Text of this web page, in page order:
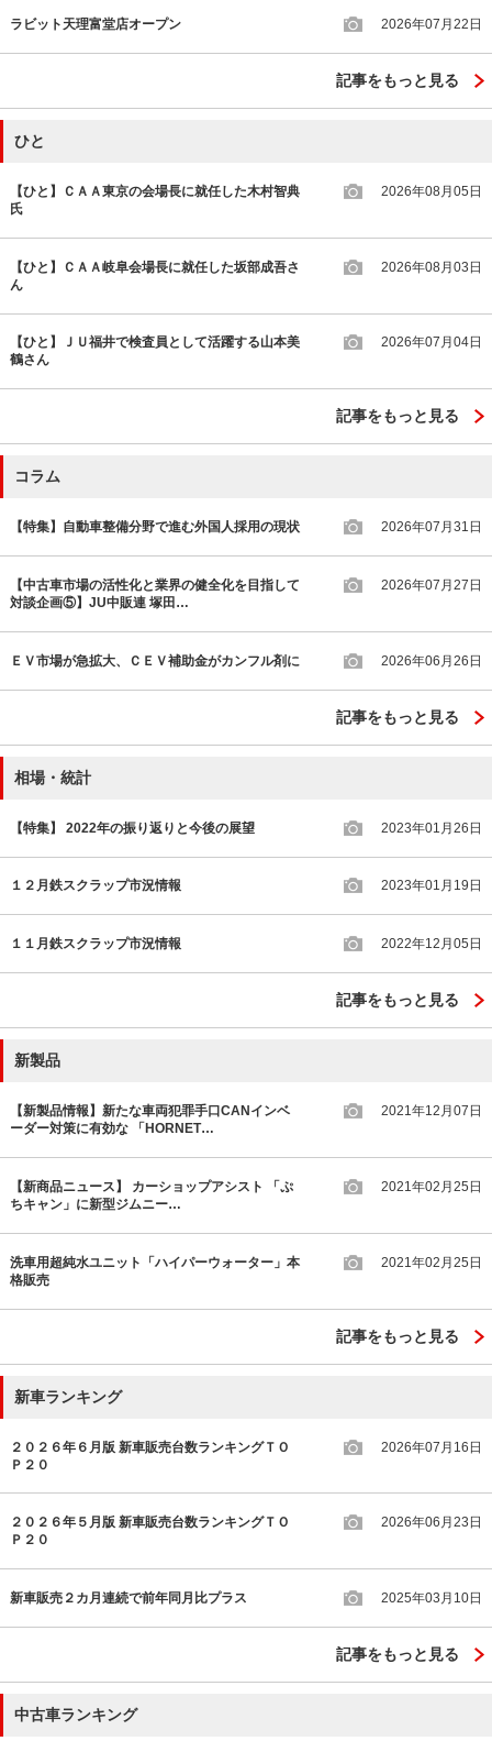
ラビット天理富堂店オープン 2026年07月22日
記事をもっと見る
ひと
【ひと】ＣＡＡ東京の会場長に就任した木村智典
氏
2026年08月05日
【ひと】ＣＡＡ岐阜会場長に就任した坂部成吾さ
ん
2026年08月03日
【ひと】ＪＵ福井で検査員として活躍する山本美
鶴さん
2026年07月04日
記事をもっと見る
コラム
【特集】自動車整備分野で進む外国人採用の現状 2026年07月31日
【中古車市場の活性化と業界の健全化を目指して
対談企画⑤】JU中販連 塚田…
2026年07月27日
ＥＶ市場が急拡大、ＣＥＶ補助金がカンフル剤に 2026年06月26日
記事をもっと見る
相場・統計
【特集】 2022年の振り返りと今後の展望 2023年01月26日
１２月鉄スクラップ市況情報 2023年01月19日
１１月鉄スクラップ市況情報 2022年12月05日
記事をもっと見る
新製品
【新製品情報】新たな車両犯罪手口CANインベ
ーダー対策に有効な 「HORNET…
2021年12月07日
【新商品ニュース】 カーショップアシスト 「ぷ
ちキャン」に新型ジムニー…
2021年02月25日
洗車用超純水ユニット「ハイパーウォーター」本
格販売
2021年02月25日
記事をもっと見る
新車ランキング
２０２６年６月版 新車販売台数ランキングＴＯ
Ｐ２０
2026年07月16日
２０２６年５月版 新車販売台数ランキングＴＯ
Ｐ２０
2026年06月23日
新車販売２カ月連続で前年同月比プラス 2025年03月10日
記事をもっと見る
中古車ランキング